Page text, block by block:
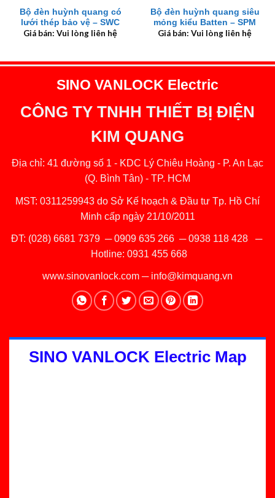
Bộ đèn huỳnh quang có
lưới thép bảo vệ – SWC
Giá bán: Vui lòng liên hệ
Bộ đèn huỳnh quang siêu
mỏng kiểu Batten – SPM
Giá bán: Vui lòng liên hệ
SINO VANLOCK Electric
CÔNG TY TNHH THIẾT BỊ ĐIỆN
KIM QUANG
Địa chỉ: 41 đường số 1 - KDC Lý Chiêu Hoàng - P. An Lạc
(Q. Bình Tân) - TP. HCM
MST: 0311259943 do Sở Kế hoạch & Đầu tư Tp. Hồ Chí
Minh cấp ngày 21/10/2011
ĐT: (028) 6681 7379 ─0909 635 266─0938 118 428─
Hotline: 0931 455 668
www.sinovanlock.com ─ info@kimquang.vn
SINO VANLOCK Electric Map